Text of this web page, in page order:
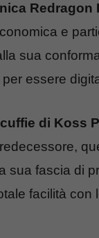
Redragon
e
sua
essere
cuffie di Koss
sua fascia di
facilità